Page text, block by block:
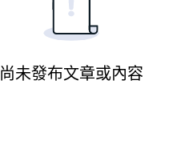
尚未發布文章或內容